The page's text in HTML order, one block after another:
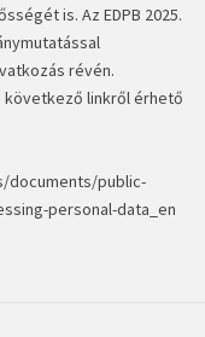
is. Az EDPB 2025.
révén.
következő linkről érhető
documents/public-
personal-data_en